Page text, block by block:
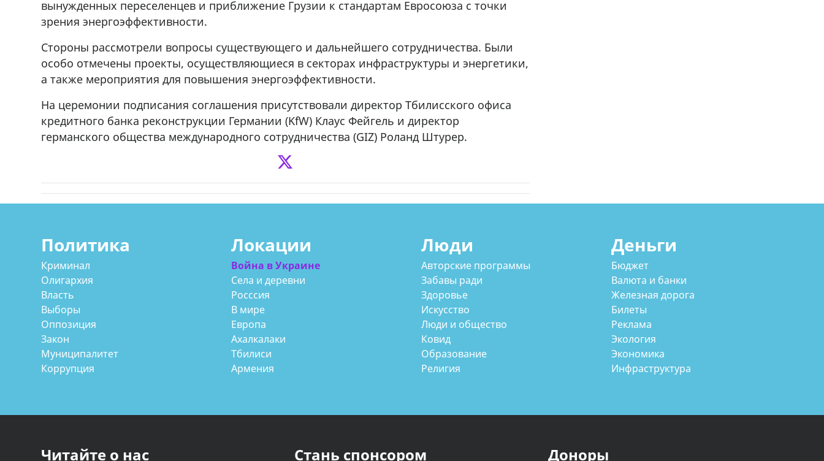
вынужденных переселенцев и приближение Грузии к стандартам Евросоюза с точки
зрения энергоэффективности.
Стороны рассмотрели вопросы существующего и дальнейшего сотрудничества. Были
особо отмечены проекты, осуществляющиеся в секторах инфраструктуры и энергетики,
а также мероприятия для повышения энергоэффективности.
На церемонии подписания соглашения присутствовали директор Тбилисского офиса
кредитного банка реконструкции Германии (KfW) Клаус Фейгель и директор
германского общества международного сотрудничества (GIZ) Роланд Штурер.
Политика
Криминал
Олигархия
Власть
Выборы
Оппозиция
Закон
Муниципалитет
Коррупция
Локации
Война в Украине
Села и деревни
Росссия
В мире
Европа
Ахалкалаки
Тбилиси
Армения
Люди
Авторские программы
Забавы ради
Здоровье
Искусство
Люди и общество
Ковид
Образование
Религия
Деньги
Бюджет
Валюта и банки
Железная дорога
Билеты
Реклама
Экология
Экономика
Инфраструктура
Читайте о нас Стань спонсором Доноры